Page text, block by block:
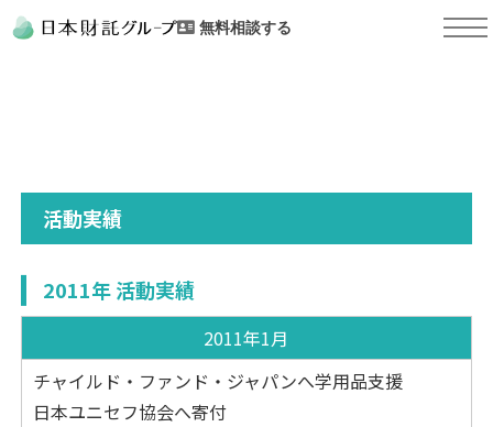
無料相談する
活動実績
2011年 活動実績
2011年1月
チャイルド・ファンド・ジャパンへ学用品支援
日本ユニセフ協会へ寄付